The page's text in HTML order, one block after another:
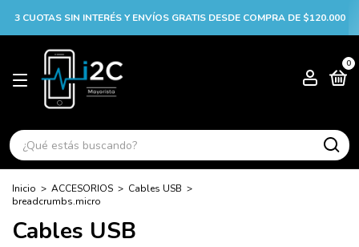
3 CUOTAS SIN INTERÉS Y ENVÍOS GRATIS DESDE COMPRA DE $120.000
0
Inicio > ACCESORIOS > Cables USB >
breadcrumbs.micro
Cables USB